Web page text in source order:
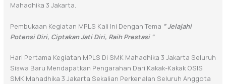
Mahadhika 3 Jakarta.
Pembukaan Kegiatan MPLS Kali Ini Dengan Tema ” Jelajahi
Potensi Diri, Ciptakan Jati Diri, Raih Prestasi “
Hari Pertama Kegiatan MPLS Di SMK Mahadhika 3 Jakarta Seluruh
Siswa Baru Mendapatkan Pengarahan Dari Kakak-Kakak OSIS
SMK Mahadhika 3 Jakarta Sekalian Perkenalan Seluruh Anggota